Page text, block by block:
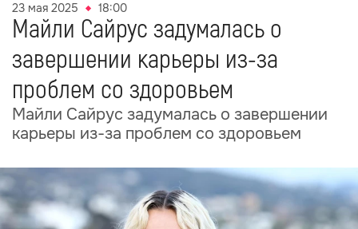
23 мая 2025 18:00
Майли Сайрус задумалась о
завершении карьеры из-за
проблем со здоровьем
Майли Сайрус задумалась о завершении
карьеры из-за проблем со здоровьем